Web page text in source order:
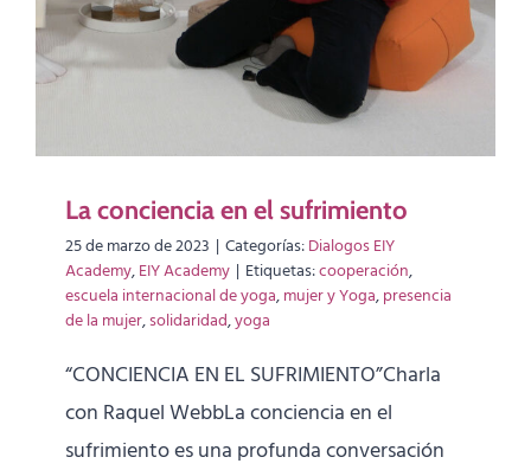
La conciencia en el sufrimiento
25 de marzo de 2023 | Categorías:Dialogos EIY
Academy,EIY Academy | Etiquetas:cooperación,
escuela internacional de yoga,mujer y Yoga,presencia
de la mujer,solidaridad,yoga
“CONCIENCIA EN EL SUFRIMIENTO”Charla
con Raquel WebbLa conciencia en el
sufrimiento es una profunda conversación